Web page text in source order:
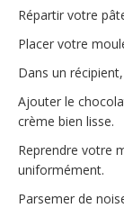
Répartir votre
Placer votre
Dans un
Ajouter le
crème bien lisse.
Reprendre votre
uniformément.
Parsemer de